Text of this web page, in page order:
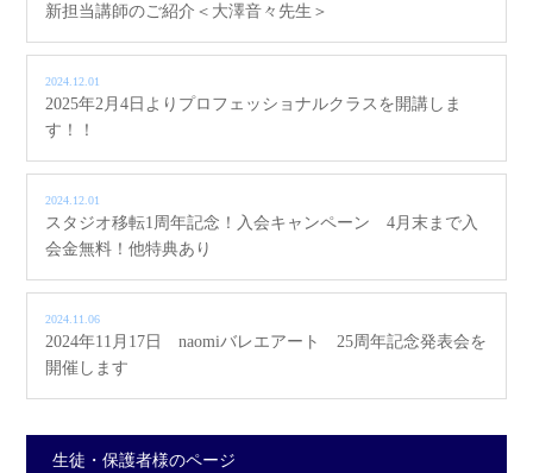
新担当講師のご紹介＜大澤音々先生＞
2024.12.01
2025年2月4日よりプロフェッショナルクラスを開講しま
す！！
2024.12.01
スタジオ移転1周年記念！入会キャンペーン 4月末まで入
会金無料！他特典あり
2024.11.06
2024年11月17日 naomiバレエアート 25周年記念発表会を
開催します
生徒・保護者様のページ